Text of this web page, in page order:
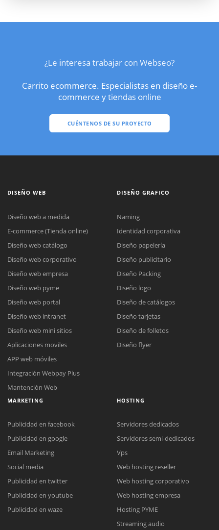
¿Le interesa trabajar con Webseo?
Carrito ecommerce. Especialistas en diseño e-
commerce y tiendas online
CUÉNTENOS DE SU PROYECTO
Reunión online
Meet para la reunión online.
Cotización
Chat Online
Todos nuestros ejecutivos están fuera de línea. Complete el formulario
DISEÑO WEB
Diseño web a medida
E-commerce (Tienda online)
Diseño web catálogo
Diseño web corporativo
Diseño web empresa
Diseño web pyme
Diseño web portal
Diseño web intranet
Diseño web mini sitios
Aplicaciones moviles
APP web móviles
Integración Webpay Plus
Mantención Web
DISEÑO GRAFICO
Naming
Identidad corporativa
Diseño papelería
Diseño publicitario
Diseño Packing
Diseño logo
Diseño de catálogos
Diseño tarjetas
Diseño de folletos
Diseño flyer
MARKETING
Publicidad en facebook
Publicidad en google
Email Marketing
Social media
Publicidad en twitter
Publicidad en youtube
Publicidad en waze
HOSTING
Servidores dedicados
Servidores semi-dedicados
Vps
Web hosting reseller
Web hosting corporativo
Web hosting empresa
Hosting PYME
Streaming audio